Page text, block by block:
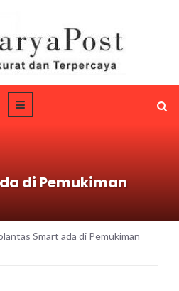
di Pemukiman
Smart ada di Pemukiman